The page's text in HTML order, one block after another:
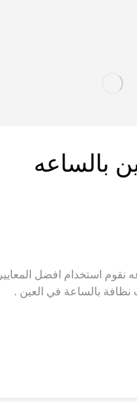
بالساعه
استخدام افضل المعايير
نظافة بالساعة في العين .